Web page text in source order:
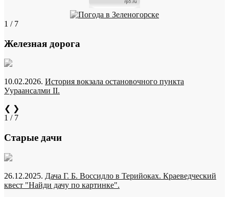
1 / 7
Железная дорога
10.02.2026. История вокзала остановочного пункта
Уураансалми II.
❮ ❯
1 / 7
Старые дачи
26.12.2025. Дача Г. Б. Воссидло в Терийоках. Краеведческий
квест "Найди дачу по картинке".